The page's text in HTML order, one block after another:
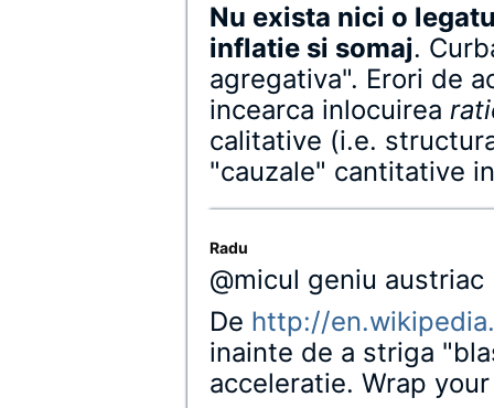
Nu exista nici o
inflatie si somaj.
agregativa". Erori de
incearca inlocuirea
calitative (i.e.
"cauzale" cantitative
Radu
@micul geniu austriac
De http://
inainte de a striga
acceleratie. Wrap